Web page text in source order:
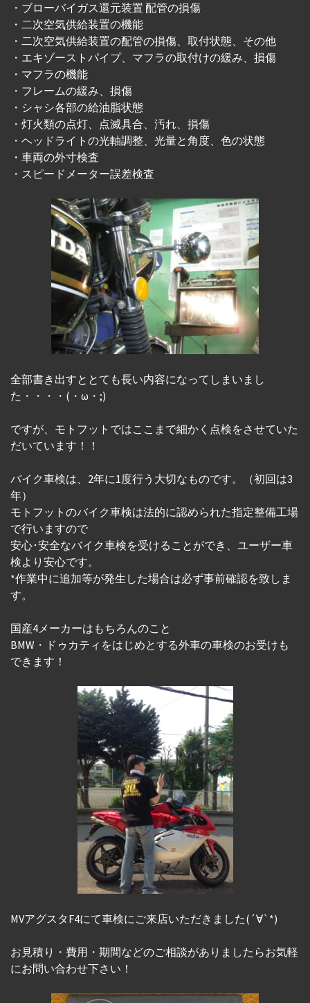
・ブローバイガス還元装置 配管の損傷
・二次空気供給装置の機能
・二次空気供給装置の配管の損傷、取付状態、その他
・エキゾーストパイプ、マフラの取付けの緩み、損傷
・マフラの機能
・フレームの緩み、損傷
・シャシ各部の給油脂状態
・灯火類の点灯、点滅具合、汚れ、損傷
・ヘッドライトの光軸調整、光量と角度、色の状態
・車両の外寸検査
・スピードメーター誤差検査
全部書き出すととても長い内容になってしまいまし
た・・・・(・ω・;)
ですが、モトフットではここまで細かく点検をさせていた
だいています！！
バイク車検は、2年に1度行う大切なものです。（初回は3
年）
モトフットのバイク車検は法的に認められた指定整備工場
で行いますので
安心･安全なバイク車検を受けることができ、ユーザー車
検より安心です。
*作業中に追加等が発生した場合は必ず事前確認を致しま
す。
国産4メーカーはもちろんのこと
BMW・ドゥカティをはじめとする外車の車検のお受けも
できます！
MVアグスタF4にて車検にご来店いただきました(´∀`*)
お見積り・費用・期間などのご相談がありましたらお気軽
にお問い合わせ下さい！